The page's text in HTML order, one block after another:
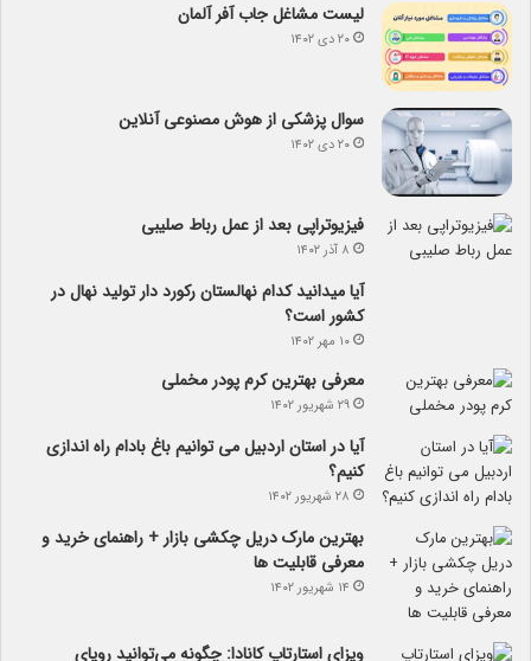
لیست مشاغل جاب آفر آلمان
۲۰ دی ۱۴۰۲
سوال پزشکی از هوش مصنوعی آنلاین
۲۰ دی ۱۴۰۲
فیزیوتراپی بعد از عمل رباط صلیبی
۸ آذر ۱۴۰۲
آیا می­دانید کدام نهالستان رکورد دار تولید نهال­ در
کشور است؟
۱۰ مهر ۱۴۰۲
معرفی بهترین کرم پودر مخملی
۲۹ شهریور ۱۴۰۲
آیا در استان اردبیل می توانیم باغ بادام راه اندازی
کنیم؟
۲۸ شهریور ۱۴۰۲
بهترین مارک دریل چکشی بازار + راهنمای خرید و
معرفی قابلیت ها
۱۴ شهریور ۱۴۰۲
ویزای استارتاپ کانادا: چگونه می‌توانید رویای